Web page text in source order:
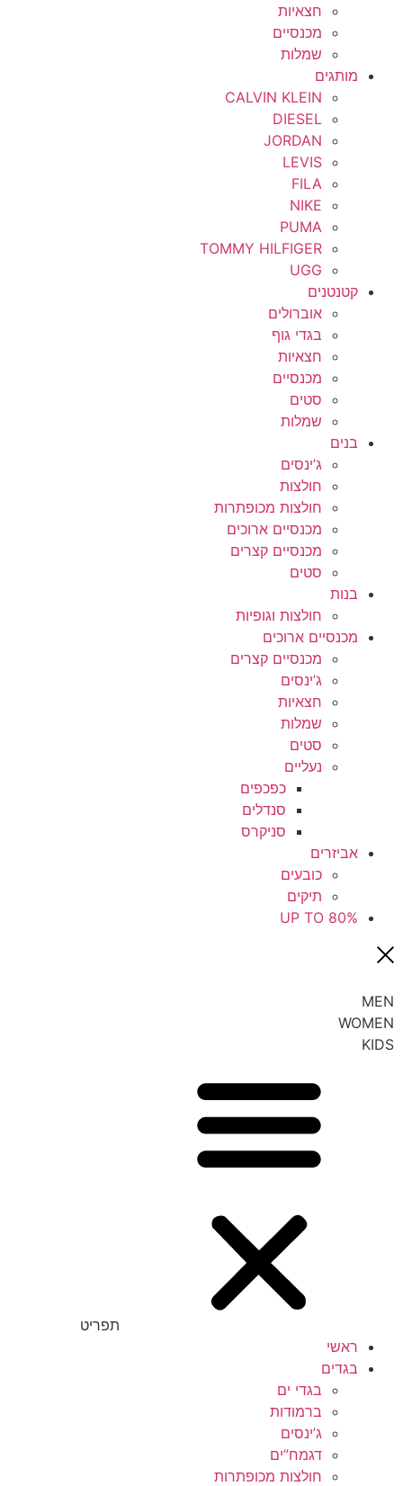
חצאיות
מכנסיים
שמלות
מותגים
CALVIN KLEIN
DIESEL
JORDAN
LEVIS
FILA
NIKE
PUMA
TOMMY HILFIGER
UGG
קטנטנים
אוברולים
בגדי גוף
חצאיות
מכנסיים
סטים
שמלות
בנים
ג’ינסים
חולצות
חולצות מכופתרות
מכנסיים ארוכים
מכנסיים קצרים
סטים
בנות
חולצות וגופיות
מכנסיים ארוכים
מכנסיים קצרים
ג’ינסים
חצאיות
שמלות
סטים
נעליים
כפכפים
סנדלים
סניקרס
אביזרים
כובעים
תיקים
UP TO 80%
MEN
WOMEN
KIDS
תפריט
ראשי
בגדים
בגדי ים
ברמודות
ג’ינסים
דגמח”ים
חולצות מכופתרות